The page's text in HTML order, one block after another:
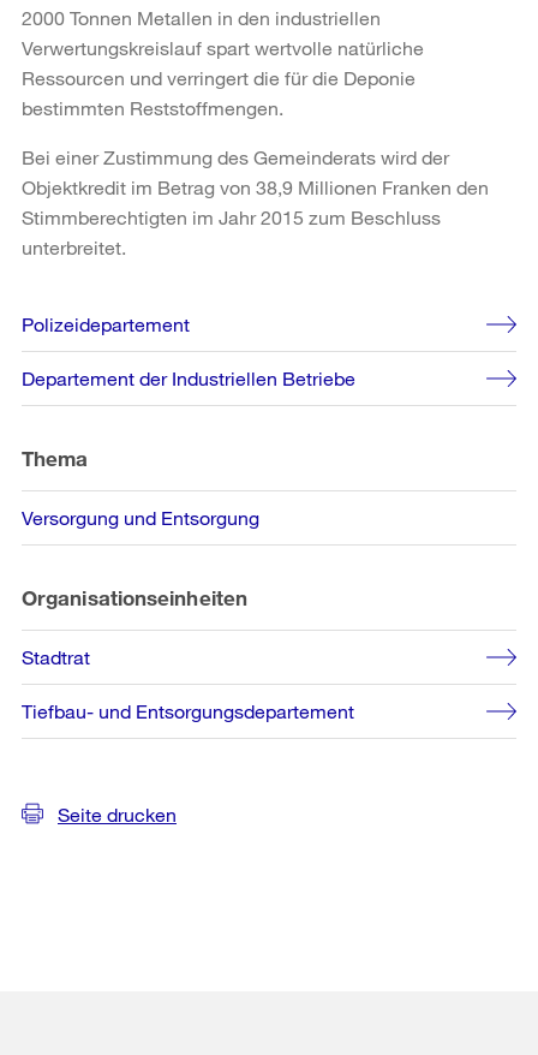
2000 Tonnen Metallen in den industriellen
Verwertungskreislauf spart wertvolle natürliche
Ressourcen und verringert die für die Deponie
bestimmten Reststoffmengen.
Bei einer Zustimmung des Gemeinderats wird der
Objektkredit im Betrag von 38,9 Millionen Franken den
Stimmberechtigten im Jahr 2015 zum Beschluss
unterbreitet.
Weitere
Informationen
Polizeidepartement
Departement der Industriellen Betriebe
Thema
Versorgung und Entsorgung
Organisationseinheiten
Stadtrat
Tiefbau- und Entsorgungsdepartement
Seite drucken